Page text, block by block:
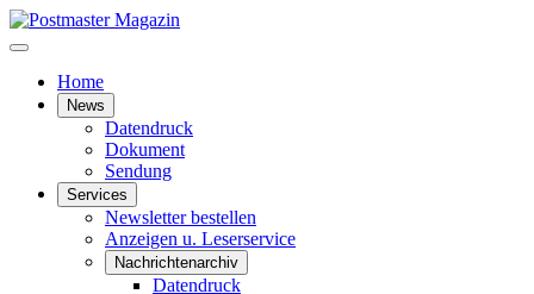
Home
News
Datendruck
Dokument
Sendung
Services
Newsletter bestellen
Anzeigen u. Leserservice
Nachrichtenarchiv
Datendruck